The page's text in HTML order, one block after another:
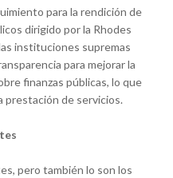
para la rendición de
dirigido por la Rhodes
instituciones supremas
para mejorar la
finanzas públicas, lo que
prestación de servicios.
pero también lo son los